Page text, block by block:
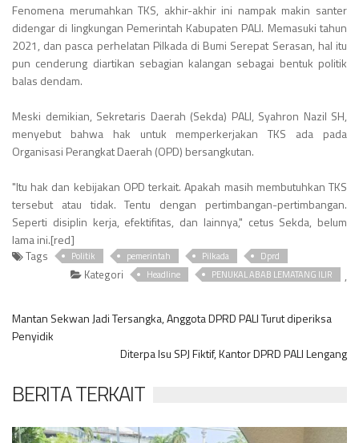
Fenomena merumahkan TKS, akhir-akhir ini nampak makin santer
didengar di lingkungan Pemerintah Kabupaten PALI. Memasuki tahun
2021, dan pasca perhelatan Pilkada di Bumi Serepat Serasan, hal itu
pun cenderung diartikan sebagian kalangan sebagai bentuk politik
balas dendam.
Meski demikian, Sekretaris Daerah (Sekda) PALI, Syahron Nazil SH,
menyebut bahwa hak untuk memperkerjakan TKS ada pada
Organisasi Perangkat Daerah (OPD) bersangkutan.
"Itu hak dan kebijakan OPD terkait. Apakah masih membutuhkan TKS
tersebut atau tidak. Tentu dengan pertimbangan-pertimbangan.
Seperti disiplin kerja, efektifitas, dan lainnya," cetus Sekda, belum
lama ini.[red]
Tags Politik pemerintah Pilkada Dprd
Kategori Headline ,
PENUKAL ABAB LEMATANG ILIR
Mantan Sekwan Jadi Tersangka, Anggota DPRD PALI Turut diperiksa
Penyidik
Diterpa Isu SPJ Fiktif, Kantor DPRD PALI Lengang
BERITA TERKAIT